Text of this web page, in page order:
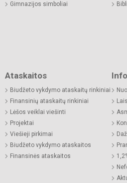
Gimnazijos simboliai
Ataskaitos
Biudžeto vykdymo ataskaitų rinkiniai
Finansinių ataskaitų rinkiniai
Lėšos veiklai viešinti
Projektai
Viešieji pirkimai
Biudžeto vykdymo ataskaitos
Finansinės ataskaitos